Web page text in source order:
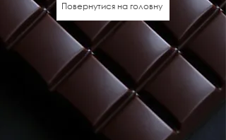
Повернутися на головну